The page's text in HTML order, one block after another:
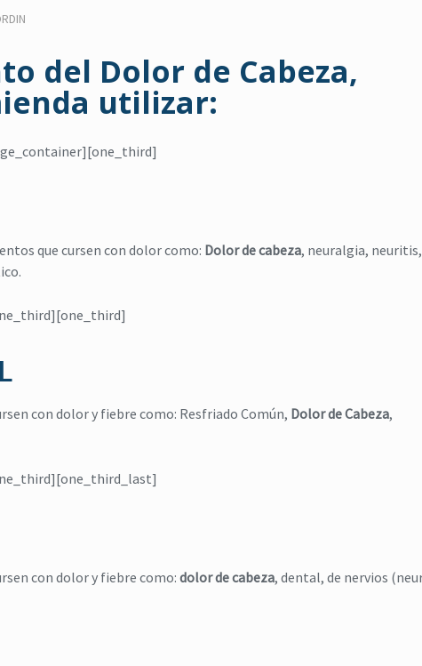
,
Gel Relajante,
NORDIMENTY® Gel
Higiene,jabón para
del Dolor de Cabeza,
utilizar:
que cursen con dolor como: Dolor de cabeza, neuralgia,
con dolor y fiebre como: Resfriado Común, Dolor de Cabeza,
con dolor y fiebre como: dolor de cabeza, dental, de nervios